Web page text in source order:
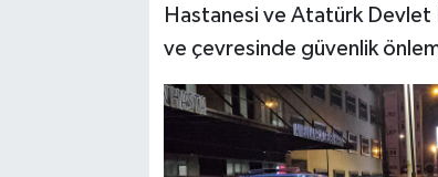
Hastanesi ve Atatürk
ve çevresinde güvenlik